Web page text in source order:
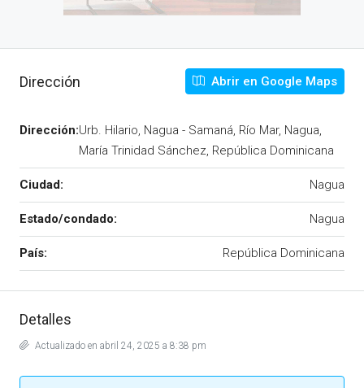
Dirección Abrir en Google Maps
Dirección:Urb. Hilario, Nagua - Samaná, Río Mar, Nagua,
María Trinidad Sánchez, República Dominicana
Ciudad: Nagua
Estado/condado: Nagua
País: República Dominicana
Detalles
Actualizado en abril 24, 2025 a 8:38 pm